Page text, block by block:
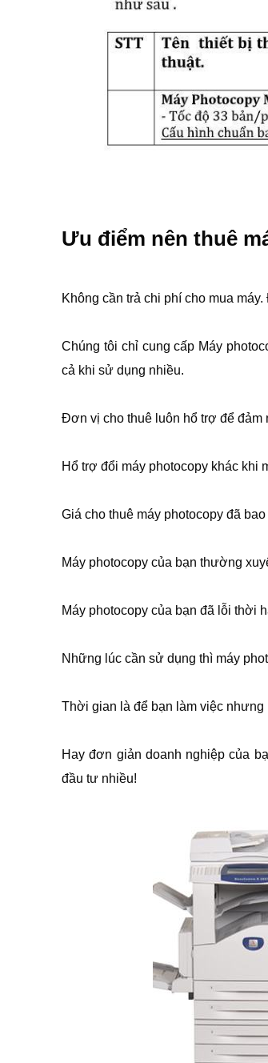
Ưu điểm nên thuê
Không cần trả chi phí cho mua
Chúng tôi chỉ cung cấp Máy
cả khi sử dụng nhiều.
Đơn vị cho thuê luôn hổ trợ để đảm
Hổ trợ đổi máy photocopy khác khi
Giá cho thuê máy photocopy đã
Máy photocopy của bạn thường
Máy photocopy của bạn đã lỗi thời
Những lúc cần sử dụng thì máy
Thời gian là để bạn làm việc
Hay đơn giản doanh nghiệp của
đầu tư nhiều!